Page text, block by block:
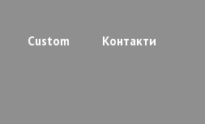
Custom Контакти